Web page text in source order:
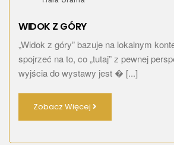
WIDOK Z GÓRY
„Widok z góry” bazuje na lokalnym
spojrzeć na to, co „tutaj” z pewnej
wyjścia do wystawy jest � [...]
Zobacz Więcej